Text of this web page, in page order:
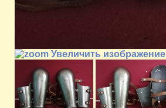
Увеличить изображение